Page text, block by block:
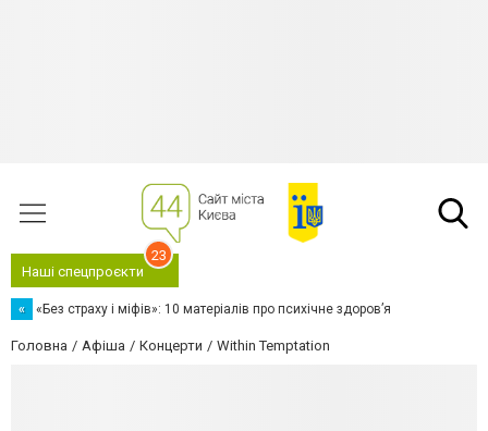
Наші спецпроєкти
23
« «Без страху і міфів»: 10 матеріалів про психічне здоров’я
Головна Афіша Концерти Within Temptation